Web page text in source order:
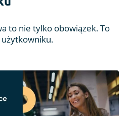
to nie tylko obowiązek. To